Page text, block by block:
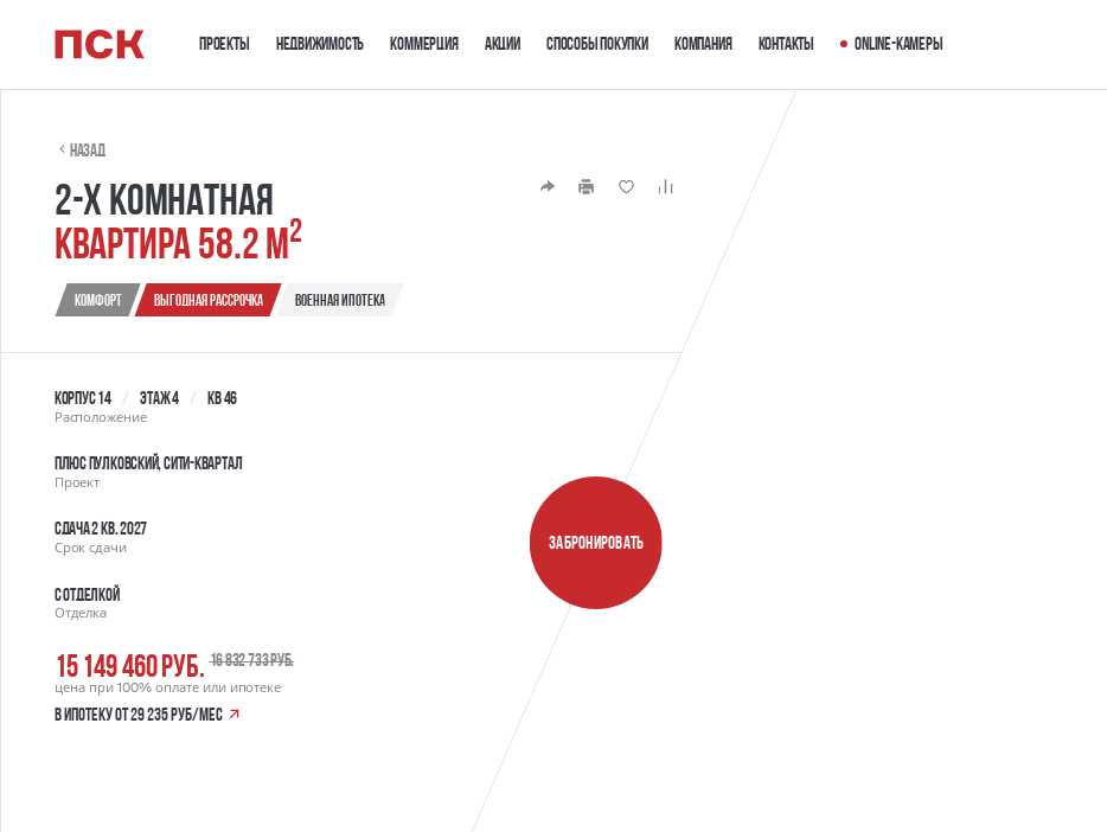
Проекты Недвижимость Коммерция Акции Способы покупки Компания Контакты Online-камеры
Назад
2-х комнатная
квартира 58.2 м2
Комфорт выгодная рассрочка военная ипотека
Корпус 14 Этаж 4 Кв 46
Расположение
ПЛЮС Пулковский, сити-квартал
Проект
Сдача 2 кв. 2027
Срок сдачи
С отделкой
Отделка
15 149 460 руб. 16 832 733 руб.
цена при 100% оплате или ипотеке
в ипотеку от 29 235 руб/мес
ЗАБРОНИРОВАТЬ